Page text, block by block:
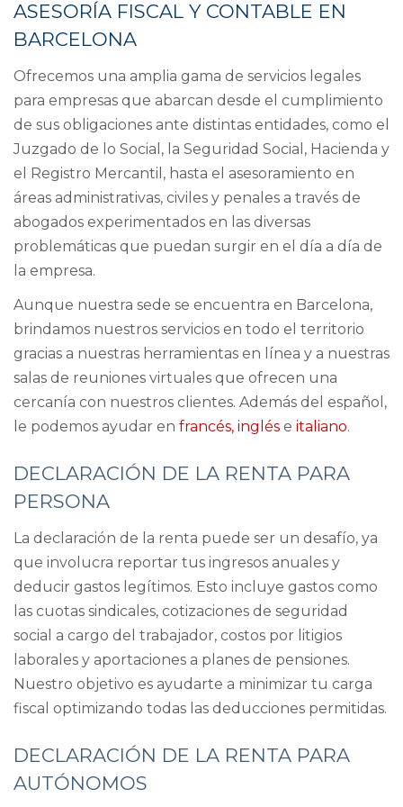
si es viudo
si ha realizado una rehabilitación de la
Un pagador (o un segundo y restantes
con ingresos ≤ 1.500 euros anuales).
Prestaciones pasivas de dos o más
pagadores cuyas retenciones hayan sido
determinadas por la Agencia Tributaria.
Con ingresos superiores a 14.000€:
Más de un pagador (o un segundo y
restantes con ingresos >1.500 euros
anuales).
o anualidades por alimentos no exentas.
Pagador de los rendimientos no obligado
a retener.
Rendimientos sujetos a tipo fijo de
retención
ASESORÍA FISCAL Y CONTABLE EN
BARCELONA
Ofrecemos una amplia gama de servicios legales
para empresas que abarcan desde el cumplimiento
de sus obligaciones ante distintas entidades, como el
Juzgado de lo Social, la Seguridad Social, Hacienda y
el Registro Mercantil, hasta el asesoramiento en
áreas administrativas, civiles y penales a través de
abogados experimentados en las diversas
problemáticas que puedan surgir en el día a día de
la empresa.
Aunque nuestra sede se encuentra en Barcelona,
brindamos nuestros servicios en todo el territorio
gracias a nuestras herramientas en línea y a nuestras
salas de reuniones virtuales que ofrecen una
cercanía con nuestros clientes. Además del español,
le podemos ayudar en francés, inglés e italiano.
DECLARACIÓN DE LA RENTA PARA
PERSONA
La declaración de la renta puede ser un desafío, ya
que involucra reportar tus ingresos anuales y
deducir gastos legítimos. Esto incluye gastos como
las cuotas sindicales, cotizaciones de seguridad
social a cargo del trabajador, costos por litigios
laborales y aportaciones a planes de pensiones.
Nuestro objetivo es ayudarte a minimizar tu carga
fiscal optimizando todas las deducciones permitidas.
DECLARACIÓN DE LA RENTA PARA
AUTÓNOMOS